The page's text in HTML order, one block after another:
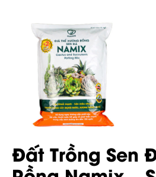
Đất Trồng Sen